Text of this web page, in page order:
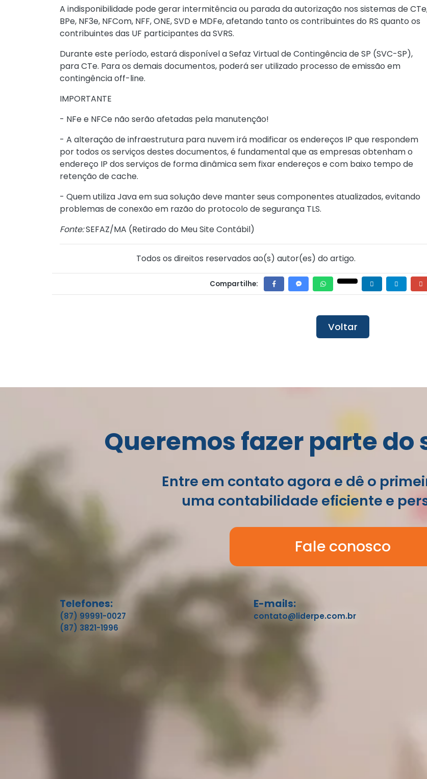
A indisponibilidade pode gerar intermitência ou parada da autorização nos sistemas de
BPe, NF3e, NFCom, NFF, ONE, SVD e MDFe, afetando tanto os contribuintes do RS quanto os
contribuintes das UF participantes da SVRS.
Durante este período, estará disponível a Sefaz Virtual de Contingência de SP (SVC-SP),
para CTe. Para os demais documentos, poderá ser utilizado processo de emissão em
contingência off-line.
IMPORTANTE
- NFe e NFCe não serão afetadas pela manutenção!
- A alteração de infraestrutura para nuvem irá modificar os endereços IP que respondem
por todos os serviços destes documentos, é fundamental que as empresas obtenham o
endereço IP dos serviços de forma dinâmica sem fixar endereços e com baixo tempo de
retenção de cache.
- Quem utiliza Java em sua solução deve manter seus componentes atualizados, evitando
problemas de conexão em razão do protocolo de segurança TLS.
Fonte:SEFAZ/MA (Retirado do Meu Site Contábil)
Todos os direitos reservados ao(s) autor(es) do artigo.
Compartilhe:
Voltar
Queremos fazer parte do
Entre em contato agora e dê o
uma contabilidade eficiente e
Fale conosco
Telefones:
(87) 99991-0027
(87) 3821-1996
E-mails:
contato@liderpe.com.br